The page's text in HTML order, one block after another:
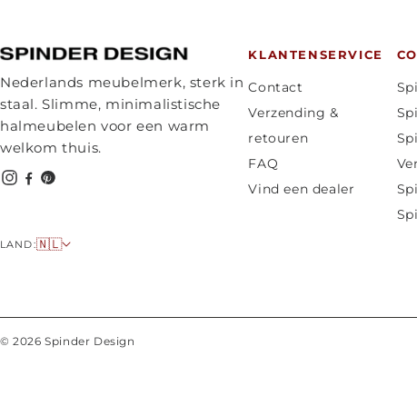
Nederlands meubelmerk, sterk in
staal. Slimme, minimalistische
halmeubelen voor een warm
welkom thuis.
LAND:
L
a
d
/
🇳🇱
KLANTENSERVICE
Contact
Verzending &
retouren
FAQ
Vind een dealer
© 2026 Spinder Design